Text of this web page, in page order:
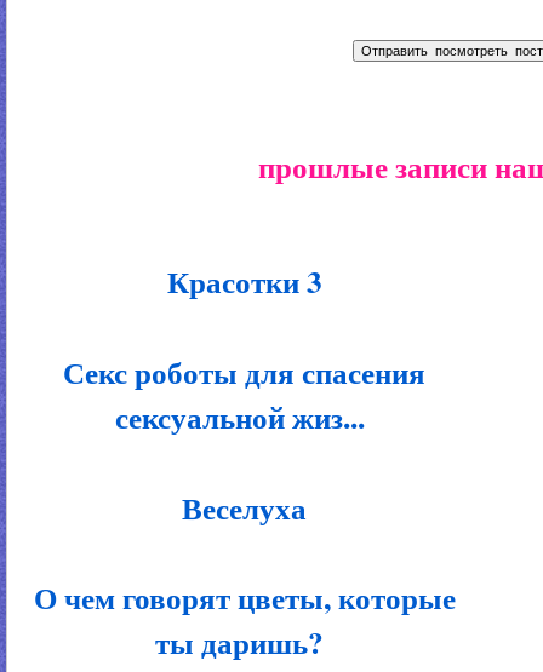
прошлые записи
Красотки 3
Секс роботы для спасения
сексуальной жиз...
Веселуха
О чем говорят цветы, которые
ты даришь?